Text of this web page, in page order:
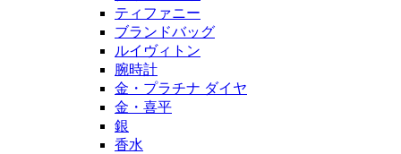
ティファニー
ブランドバッグ
ルイヴィトン
腕時計
金・プラチナ ダイヤ
金・喜平
銀
香水